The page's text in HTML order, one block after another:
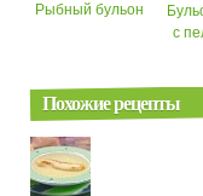
Рыбный бульон
с
Похожие рецепты